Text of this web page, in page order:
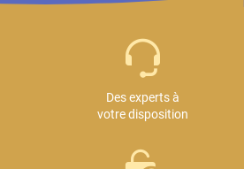
Des experts à
votre disposition